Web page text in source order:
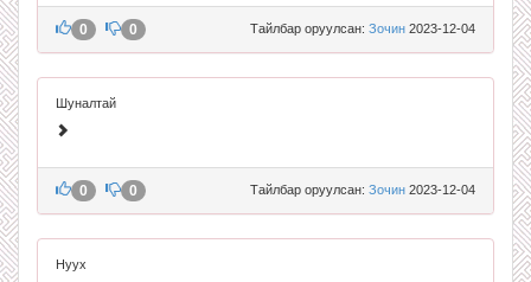
Тайлбар оруулсан: Зочин 2023-12-04
0 0
Шуналтай
Тайлбар оруулсан: Зочин 2023-12-04
0 0
Нуух